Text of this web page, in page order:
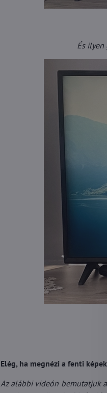
És
Elég, ha megnézi a fenti
Az alábbi videón bemutatjuk